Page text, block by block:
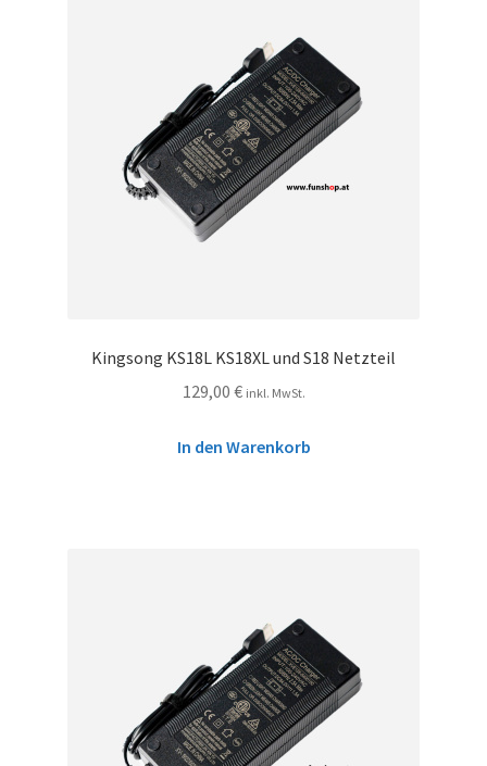
Kingsong KS18L KS18XL und S18 Netzteil
129,00 € inkl. MwSt.
In den Warenkorb